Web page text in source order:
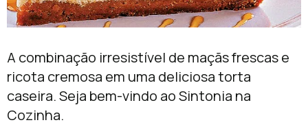
A combinação irresistível de maçãs frescas e
ricota cremosa em uma deliciosa torta
caseira. Seja bem-vindo ao Sintonia na
Cozinha.